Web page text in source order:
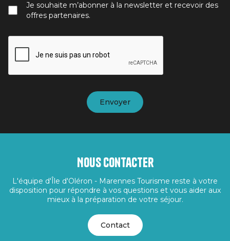
Je souhaite m’abonner à la newsletter et recevoir des
offres partenaires.
Nous contacter
L'équipe d'Île d'Oléron - Marennes Tourisme reste à votre
disposition pour répondre à vos questions et vous aider aux
mieux à la préparation de votre séjour.
Contact